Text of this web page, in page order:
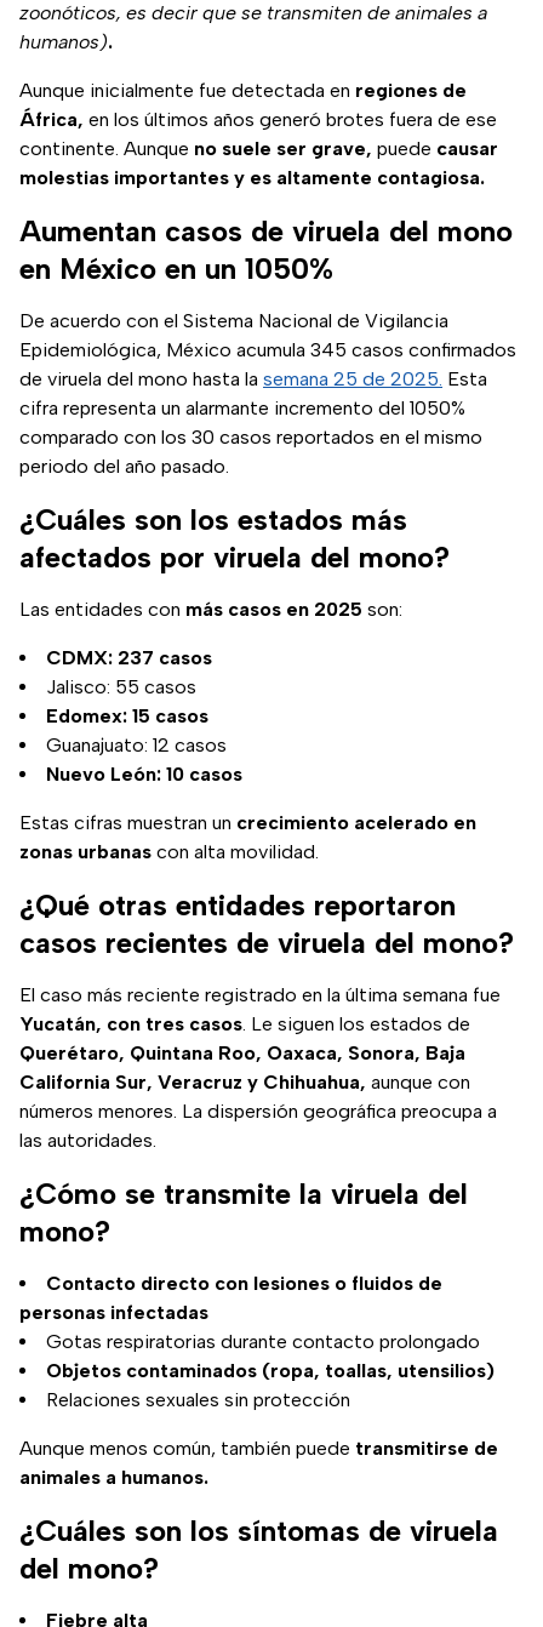
zoonóticos, es decir que se transmiten de animales a
humanos).
Aunque inicialmente fue detectada en regiones de
África, en los últimos años generó brotes fuera de ese
continente. Aunque no suele ser grave, puede causar
molestias importantes y es altamente contagiosa.
Aumentan casos de viruela del mono
en México en un 1050%
De acuerdo con el Sistema Nacional de Vigilancia
Epidemiológica, México acumula 345 casos confirmados
de viruela del mono hasta la semana 25 de 2025. (se abre
Esta
cifra representa un alarmante incremento del 1050%
comparado con los 30 casos reportados en el mismo
periodo del año pasado.
¿Cuáles son los estados más
afectados por viruela del mono?
Las entidades con más casos en 2025 son:
CDMX: 237 casos
Jalisco: 55 casos
Edomex: 15 casos
Guanajuato: 12 casos
Nuevo León: 10 casos
Estas cifras muestran un crecimiento acelerado en
zonas urbanas con alta movilidad.
¿Qué otras entidades reportaron
casos recientes de viruela del mono?
El caso más reciente registrado en la última semana fue
Yucatán, con tres casos. Le siguen los estados de
Querétaro, Quintana Roo, Oaxaca, Sonora, Baja
California Sur, Veracruz y Chihuahua, aunque con
números menores. La dispersión geográfica preocupa a
las autoridades.
¿Cómo se transmite la viruela del
mono?
Contacto directo con lesiones o fluidos de
personas infectadas
Gotas respiratorias durante contacto prolongado
Objetos contaminados (ropa, toallas, utensilios)
Relaciones sexuales sin protección
Aunque menos común, también puede transmitirse de
animales a humanos.
¿Cuáles son los síntomas de viruela
del mono?
Fiebre alta